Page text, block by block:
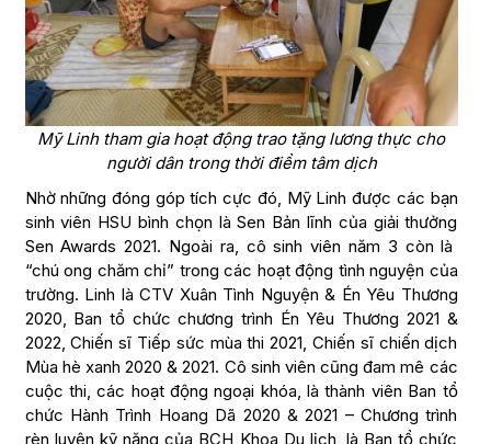
Mỹ Linh tham gia hoạt động trao tặng lương thực cho
người dân trong thời điểm tâm dịch
Nhờ những đóng góp tích cực đó, Mỹ Linh được các bạn
sinh viên HSU bình chọn là Sen Bản lĩnh của giải thưởng
Sen Awards 2021. Ngoài ra, cô sinh viên năm 3 còn là
“chú ong chăm chỉ” trong các hoạt động tình nguyện của
trường. Linh là CTV Xuân Tình Nguyện & Én Yêu Thương
2020, Ban tổ chức chương trình Én Yêu Thương 2021 &
2022, Chiến sĩ Tiếp sức mùa thi 2021, Chiến sĩ chiến dịch
Mùa hè xanh 2020 & 2021. Cô sinh viên cũng đam mê các
cuộc thi, các hoạt động ngoại khóa, là thành viên Ban tổ
chức Hành Trình Hoang Dã 2020 & 2021 – Chương trình
rèn luyện kỹ năng của BCH Khoa Du lịch, là Ban tổ chức